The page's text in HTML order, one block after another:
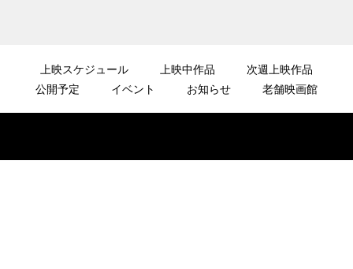
上映スケジュール 上映中作品
次週上映作品
公開予定
イベント お知らせ 老舗映画館